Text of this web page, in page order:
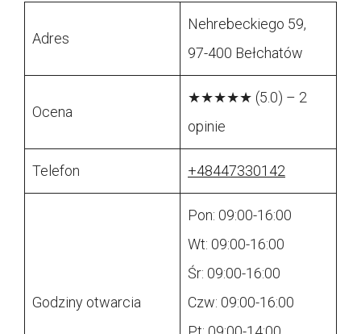
Adres
Nehrebeckiego 59,
97-400 Bełchatów
Ocena
★★★★★ (5.0) – 2
opinie
Telefon +48447330142
Godziny otwarcia
Pon: 09:00-16:00
Wt: 09:00-16:00
Śr: 09:00-16:00
Czw: 09:00-16:00